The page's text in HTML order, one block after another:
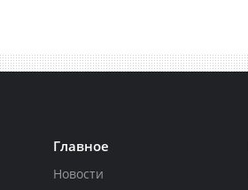
Главное
Новости